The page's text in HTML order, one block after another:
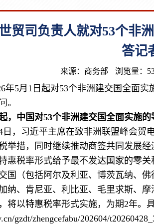
贸司负责人就对53个非
答记
来源：商务部 浏览量：
年5月1日起对53个非洲建交国全面
。
，中国对53个非洲建交国全面实施
，习近平主席在致非洲联盟峰会贺
举措，同时继续推动商签共同发展
惠税率形式给予最不发达国家的零
国（包括阿尔及利亚、博茨瓦纳、
纳、肯尼亚、利比亚、毛里求斯、
将以特惠税率形式实施，为期2年。
gzdt/zhengcefabu/202604/